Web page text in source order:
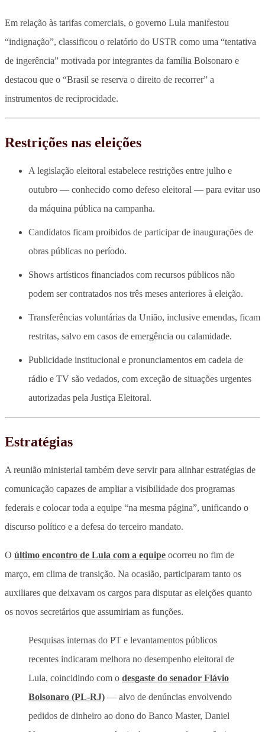
Em relação às tarifas comerciais, o governo Lula manifestou
“indignação”, classificou o relatório do USTR como uma “tentativa
de ingerência” motivada por integrantes da família Bolsonaro e
destacou que o “Brasil se reserva o direito de recorrer” a
instrumentos de reciprocidade.
Restrições nas eleições
A legislação eleitoral estabelece restrições entre julho e
outubro — conhecido como defeso eleitoral — para evitar uso
da máquina pública na campanha.
Candidatos ficam proibidos de participar de inaugurações de
obras públicas no período.
Shows artísticos financiados com recursos públicos não
podem ser contratados nos três meses anteriores à eleição.
Transferências voluntárias da União, inclusive emendas, ficam
restritas, salvo em casos de emergência ou calamidade.
Publicidade institucional e pronunciamentos em cadeia de
rádio e TV são vedados, com exceção de situações urgentes
autorizadas pela Justiça Eleitoral.
Estratégias
A reunião ministerial também deve servir para alinhar estratégias de
comunicação capazes de ampliar a visibilidade dos programas
federais e colocar toda a equipe “na mesma página”, unificando o
discurso político e a defesa do terceiro mandato.
O último encontro de Lula com a equipe ocorreu no fim de
março, em clima de transição. Na ocasião, participaram tanto os
auxiliares que deixavam os cargos para disputar as eleições quanto
os novos secretários que assumiriam as funções.
Pesquisas internas do PT e levantamentos públicos
recentes indicaram melhora no desempenho eleitoral de
Lula, coincidindo com o desgaste do senador Flávio
Bolsonaro (PL-RJ) — alvo de denúncias envolvendo
pedidos de dinheiro ao dono do Banco Master, Daniel